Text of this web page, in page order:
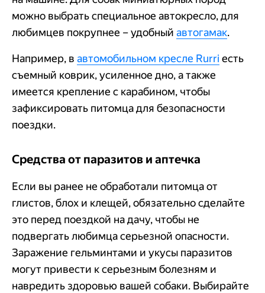
можно выбрать специальное автокресло, для
любимцев покрупнее – удобный автогамак.
Например, в автомобильном кресле Rurri есть
съемный коврик, усиленное дно, а также
имеется крепление с карабином, чтобы
зафиксировать питомца для безопасности
поездки.
Средства от паразитов и аптечка
Если вы ранее не обработали питомца от
глистов, блох и клещей, обязательно сделайте
это перед поездкой на дачу, чтобы не
подвергать любимца серьезной опасности.
Заражение гельминтами и укусы паразитов
могут привести к серьезным болезням и
навредить здоровью вашей собаки. Выбирайте